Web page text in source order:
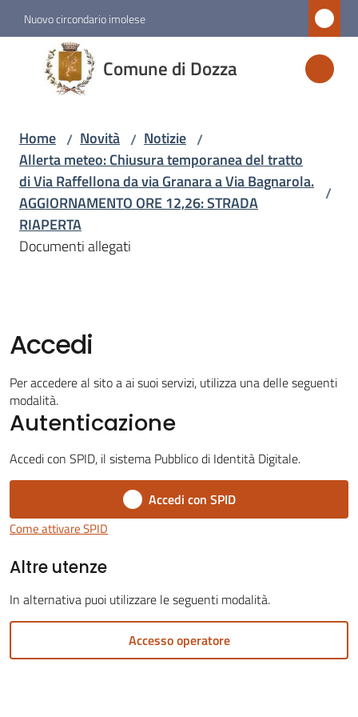
Vai al contenuto
Vai alla navigazione
Vai al footer
Nuovo circondario imolese
Comune di Dozza
Comune
di
Dozza
Amministrazione
Novità
Menu selezionato
Vivere
Dozza
Servizi
on-
gli
argomenti
Seguici
Home / Novità / Notizie /
Allerta meteo: Chiusura temporanea del tratto
di Via Raffellona da via Granara a Via Bagnarola.
AGGIORNAMENTO ORE 12,26: STRADA
RIAPERTA
/
Documenti allegati
Accedi
Per accedere al sito a ai suoi servizi, utilizza una delle seguenti
modalità.
Autenticazione
Accedi con SPID, il sistema Pubblico di Identità Digitale.
Accedi con SPID
Come attivare SPID
Altre utenze
In alternativa puoi utilizzare le seguenti modalità.
Accesso operatore